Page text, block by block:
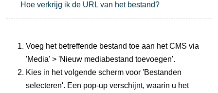
Hoe verkrijg ik de URL van het bestand?
Voeg het betreffende bestand toe aan het CMS via
'Media' > 'Nieuw mediabestand toevoegen'.
Kies in het volgende scherm voor 'Bestanden
selecteren'. Een pop-up verschijnt, waarin u het